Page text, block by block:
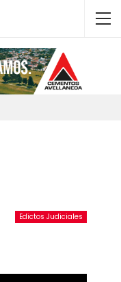
Edictos Judiciales